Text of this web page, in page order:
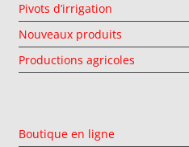
Pivots d’irrigation
Nouveaux produits
Productions agricoles
Boutique en ligne